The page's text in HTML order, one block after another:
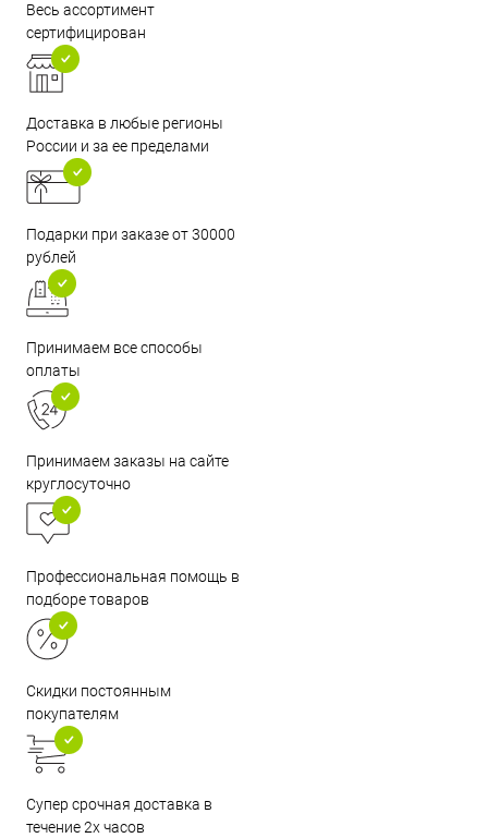
Весь ассортимент
сертифицирован
Доставка в любые регионы
России и за ее пределами
Подарки при заказе от 30000
рублей
Принимаем все способы
оплаты
Принимаем заказы на сайте
круглосуточно
Профессиональная помощь в
подборе товаров
Скидки постоянным
покупателям
Супер срочная доставка в
течение 2х часов